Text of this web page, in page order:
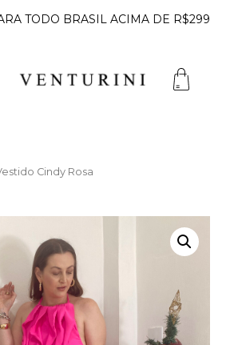
TODO BRASIL ACIMA DE R$299
Cindy Rosa